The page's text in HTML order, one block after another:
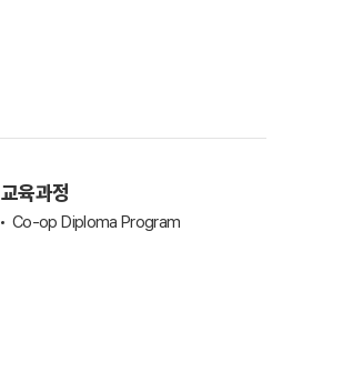
교육과정
Co-op Diploma Program